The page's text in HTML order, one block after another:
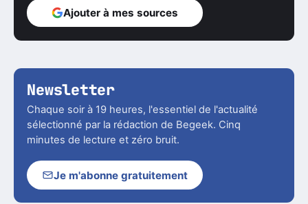
Ajouter à mes sources
Newsletter
Chaque soir à 19 heures, l'essentiel de l'actualité
sélectionné par la rédaction de Begeek. Cinq
minutes de lecture et zéro bruit.
Je m'abonne gratuitement